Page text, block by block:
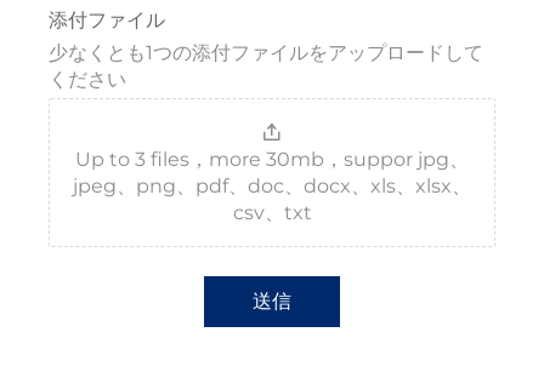
添付ファイル
少なくとも1つの添付ファイルをアップロードして
ください
Up to 3 files，more 30mb，suppor jpg、
jpeg、png、pdf、doc、docx、xls、xlsx、
csv、txt
送信